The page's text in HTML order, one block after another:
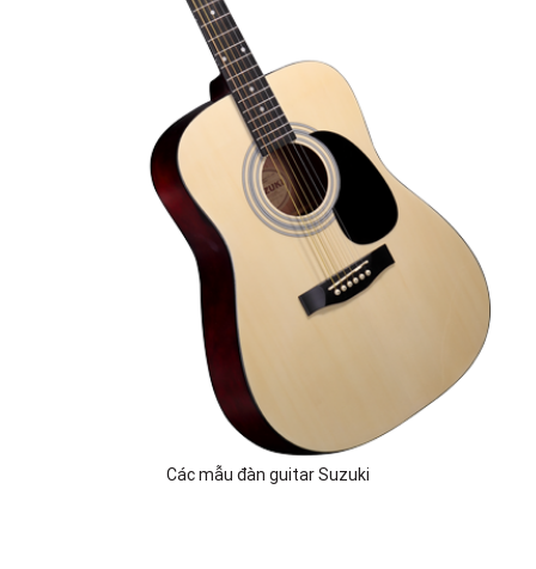
Các mẫu đàn guitar Suzuki